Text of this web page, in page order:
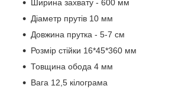
Ширина захвату - 600 мм
Діаметр прутів 10 мм
Довжина прутка - 5-7 см
Розмір стійки 16*45*360 мм
Товщина обода 4 мм
Вага 12,5 кілограма